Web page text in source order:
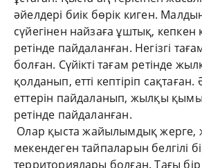
әйелдері биік бөрік киген.
сүйегінен найзаға ұштық, кепкен
ретінде пайдаланған. Негізгі
болған. Сүйікті тағам ретінде
қолданып, етті кептіріп сақтаған.
еттерін пайдаланып, жылқы
ретінде пайдаланған.
Олар қыста жайылымдық жерге,
мекендеген тайпаларын белгілі
территориялары болған. Тағы бір